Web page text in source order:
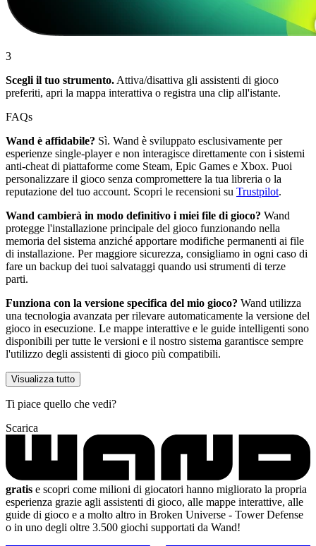
3
Scegli il tuo strumento. Attiva/disattiva gli assistenti di gioco
preferiti, apri la mappa interattiva o registra una clip all'istante.
FAQs
Wand è affidabile? Sì. Wand è sviluppato esclusivamente per
esperienze single-player e non interagisce direttamente con i sistemi
anti-cheat di piattaforme come Steam, Epic Games e Xbox. Puoi
personalizzare il gioco senza compromettere la tua libreria o la
reputazione del tuo account. Scopri le recensioni su Trustpilot.
Wand cambierà in modo definitivo i miei file di gioco? Wand
protegge l'installazione principale del gioco funzionando nella
memoria del sistema anziché apportare modifiche permanenti ai file
di installazione. Per maggiore sicurezza, consigliamo in ogni caso di
fare un backup dei tuoi salvataggi quando usi strumenti di terze
parti.
Funziona con la versione specifica del mio gioco? Wand utilizza
una tecnologia avanzata per rilevare automaticamente la versione del
gioco in esecuzione. Le mappe interattive e le guide intelligenti sono
disponibili per tutte le versioni e il nostro sistema garantisce sempre
l'utilizzo degli assistenti di gioco più compatibili.
Visualizza tutto
Ti piace quello che vedi?
Scarica
gratis e scopri come milioni di giocatori hanno migliorato la propria
esperienza grazie agli assistenti di gioco, alle mappe interattive, alle
guide di gioco e a molto altro in Broken Universe - Tower Defense
o in uno degli oltre 3.500 giochi supportati da Wand!